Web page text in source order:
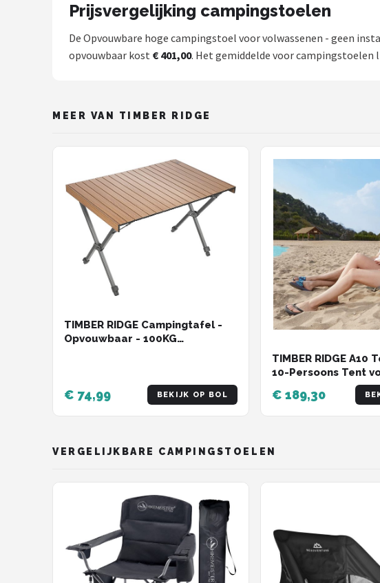
Prijsvergelijking campingstoelen
De Opvouwbare hoge campingstoel voor volwassenen - geen
opvouwbaar kost € 401,00. Het gemiddelde voor campingstoelen
MEER VAN TIMBER RIDGE
TIMBER RIDGE Campingtafel -
Opvouwbaar - 100KG
Bruin
€ 74,99 BEKIJK OP BOL
TIMBER RIDGE A10
10-Persoons Tent
Washing Machine
€ 189,30
VERGELIJKBARE CAMPINGSTOELEN